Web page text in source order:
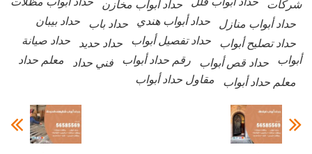
شركات
حداد أبواب مخازن
حداد أبواب منازل
حداد أبواب هندي حداد باب
حداد بيبان
حداد تصليح أبواب
حداد تفصيل أبواب حداد حديد
حداد صيانة
أبواب
حداد قص أبواب رقم حداد أبواب فني حداد
معلم حداد
معلم حداد أبواب
مقاول حداد أبواب